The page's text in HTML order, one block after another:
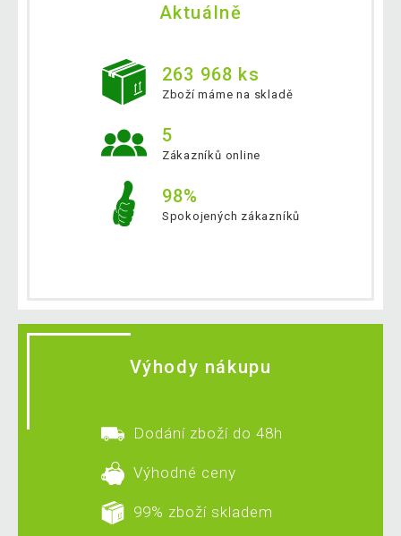
Aktuálně
263 968 ks
Zboží máme na skladě
5
Zákazníků online
98%
Spokojených zákazníků
Výhody nákupu
Dodání zboží do 48h
Výhodné ceny
99% zboží skladem